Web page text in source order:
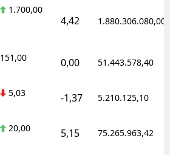
1.700,00
4,42 1.880.306.080,00
151,00 0,00 51.443.578,40
5,03 -1,37 5.210.125,10
20,00 5,15 75.265.963,42